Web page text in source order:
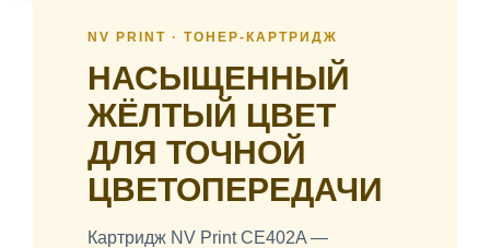
NV PRINT · ТОНЕР-КАРТРИДЖ
НАСЫЩЕННЫЙ
ЖЁЛТЫЙ ЦВЕТ
ДЛЯ ТОЧНОЙ
ЦВЕТОПЕРЕДАЧИ
Картридж NV Print CE402A —